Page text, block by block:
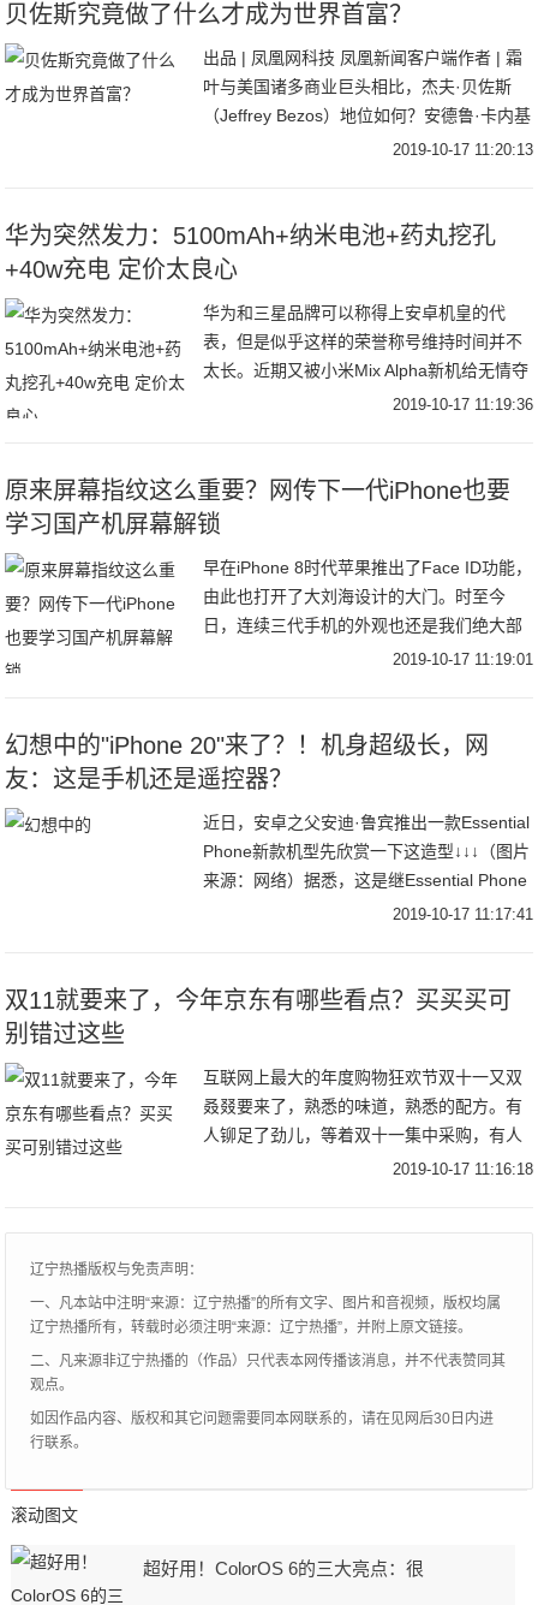
贝佐斯究竟做了什么才成为世界首富？
出品 | 凤凰网科技 凤凰新闻客户端作者 | 霜
叶与美国诸多商业巨头相比，杰夫·贝佐斯
（Jeffrey Bezos）地位如何？安德鲁·卡内基
（Andrew Carnegie）的炼钢炉炼出的钢
2019-10-17 11:20:13
华为突然发力：5100mAh+纳米电池+药丸挖孔
+40w充电 定价太良心
华为和三星品牌可以称得上安卓机皇的代
表，但是似乎这样的荣誉称号维持时间并不
太长。近期又被小米Mix Alpha新机给无情夺
走，在性能配置上看，华为和三星新机整体
2019-10-17 11:19:36
原来屏幕指纹这么重要？网传下一代iPhone也要
学习国产机屏幕解锁
早在iPhone 8时代苹果推出了Face ID功能，
由此也打开了大刘海设计的大门。时至今
日，连续三代手机的外观也还是我们绝大部
分人包括果粉吐槽的重点。不过这种情况似
2019-10-17 11:19:01
幻想中的"iPhone 20"来了？！机身超级长，网
友：这是手机还是遥控器？
近日，安卓之父安迪·鲁宾推出一款Essential
Phone新款机型先欣赏一下这造型↓↓↓（图片
来源：网络）据悉，这是继Essential Phone
之后安卓之父打造的第二款手机，这款智能
2019-10-17 11:17:41
双11就要来了，今年京东有哪些看点？买买买可
别错过这些
互联网上最大的年度购物狂欢节双十一又双
叒叕要来了，熟悉的味道，熟悉的配方。有
人铆足了劲儿，等着双十一集中采购，有人
则是轻蔑一笑，我自巍然不动。今年是第11
2019-10-17 11:16:18
辽宁热播版权与免责声明：
一、凡本站中注明“来源：辽宁热播”的所有文字、图片和音视频，版权均属
辽宁热播所有，转载时必须注明“来源：辽宁热播”，并附上原文链接。
二、凡来源非辽宁热播的（作品）只代表本网传播该消息，并不代表赞同其
观点。
如因作品内容、版权和其它问题需要同本网联系的，请在见网后30日内进
行联系。
滚动图文
超好用！ColorOS 6的三大亮点：很